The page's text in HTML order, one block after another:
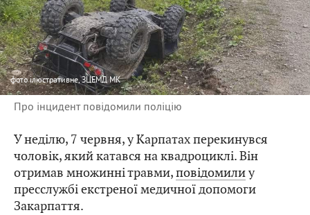
фотоілюстративне, ЗЦЕМД МК
Про інцидент повідомили поліцію
У неділю, 7 червня, у Карпатах перекинувся
чоловік, який катався на квадроциклі. Він
отримав множинні травми,повідомилиу
пресслужбі екстреної медичної допомоги
Закарпаття.